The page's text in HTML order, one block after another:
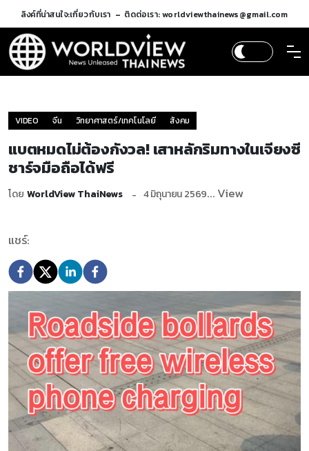
ลิงค์ที่น่าสนใจ:เกี่ยวกับเรา ติดต่อเรา: worldviewthainews@gmail.com
VIDEO จีน วิทยาศาสตร์/เทคโนโลยี สังคม
แบตหมดไม่ต้องกังวล! เสาหลักริมทางในเจียงซี
ชาร์จมือถือได้ฟรี
โดย WorldView ThaiNews 4 มิถุนายน 2569... View
แชร์: